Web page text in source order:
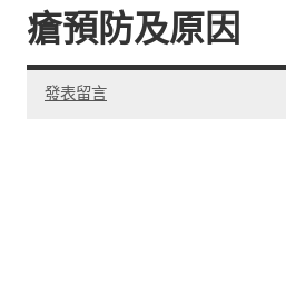
瘡預防及原因
發表留言